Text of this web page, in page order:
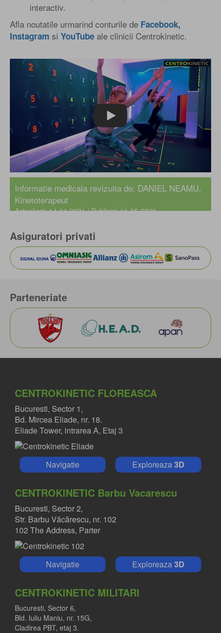
interactiv.
Afla noutatile urmarind conturile de Facebook,
Instagram si YouTube ale clinicii Centrokinetic.
Play
Informatie medicala revizuita de: DANIEL NEAMU,
Kinetoterapeut
Actualizat: 14-04-2021 / Publicat: 11-05-2020
Asiguratori privati
Parteneriate
CENTROKINETIC FLOREASCA
Bucuresti, Sector 1,
Bd. Mircea Eliade, nr. 18.
Eliade Tower, intrarea A, Etaj 3
Navigatie Exploreaza 3D
CENTROKINETIC Barbu Vacarescu
Bucuresti, Sector 2,
Str. Barbu Văcărescu, nr. 102
102 The Address, Parter
Navigatie Exploreaza 3D
CENTROKINETIC MILITARI
Bucuresti, Sector 6,
Bld. Iuliu Maniu, nr. 15G,
Cladirea PBT, etaj 3.